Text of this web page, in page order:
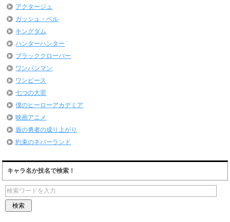
アクタージュ
ガッシュ・ベル
キングダム
ハンターハンター
ブラッククローバー
ワンパンマン
ワンピース
七つの大罪
僕のヒーローアカデミア
映画アニメ
盾の勇者の成り上がり
約束のネバーランド
キャラ名か技名で検索！